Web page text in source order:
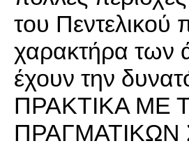
του Πεντελικού
χαρακτήρα των
έχουν την
ΠΡΑΚΤΙΚΑ ΜΕ
ΠΡΑΓΜΑΤΙΚΩΝ